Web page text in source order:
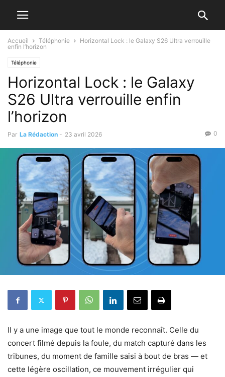
Accueil Téléphonie
Horizontal Lock : le Galaxy S26 Ultra verrouille
enfin l’horizon
Téléphonie
Horizontal Lock : le Galaxy
S26 Ultra verrouille enfin
l’horizon
Par La Rédaction - 23 avril 2026 0
Il y a une image que tout le monde reconnaît. Celle du
concert filmé depuis la foule, du match capturé dans les
tribunes, du moment de famille saisi à bout de bras — et
cette légère oscillation, ce mouvement irrégulier qui